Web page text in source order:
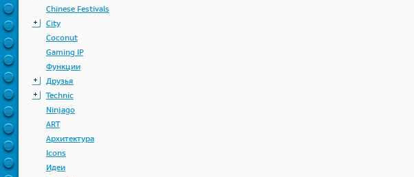
Chinese Festivals
City
Coconut
Gaming IP
Функции
Друзья
Technic
Ninjago
ART
Архитектура
Icons
Идеи